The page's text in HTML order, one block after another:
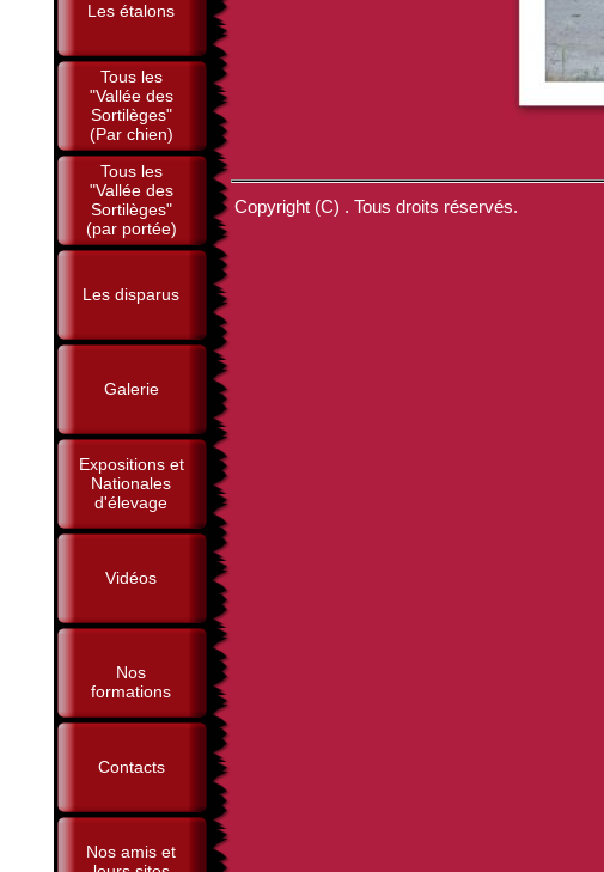
Les étalons
Tous les
"Vallée des
Sortilèges"
(Par chien)
Tous les
"Vallée des
Sortilèges"
(par portée)
Les disparus
Galerie
Expositions et
Nationales
d'élevage
Vidéos
Nos
formations
Contacts
Nos amis et
Copyright (C) . Tous droits réservés.